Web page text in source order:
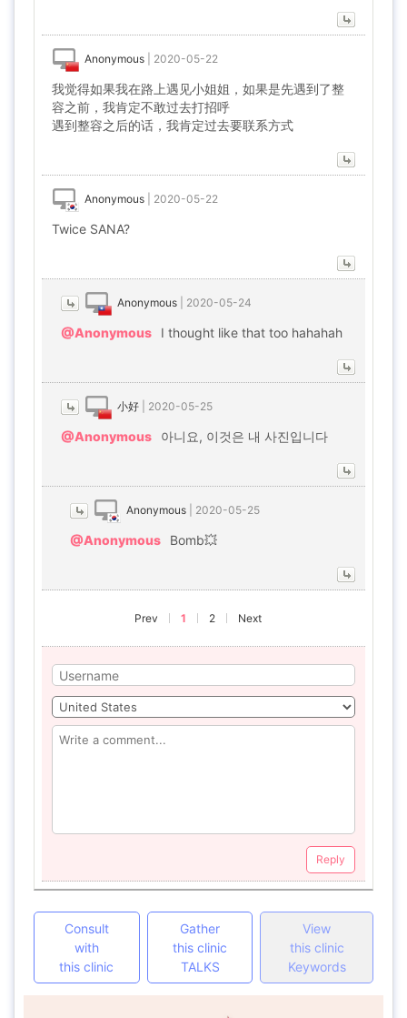
Anonymous 2020-05-22
我觉得如果我在路上遇见小姐姐，如果是先遇到了整
容之前，我肯定不敢过去打招呼
遇到整容之后的话，我肯定过去要联系方式
Anonymous 2020-05-22
Twice SANA?
Anonymous 2020-05-24
@Anonymous I thought like that too hahahah
小好 2020-05-25
@Anonymous 아니요, 이것은 내 사진입니다
Anonymous 2020-05-25
@Anonymous Bomb💥
Prev 1 2 Next
Reply
Consult
with
this clinic
Gather
this clinic
TALKS
View
this clinic
Keywords